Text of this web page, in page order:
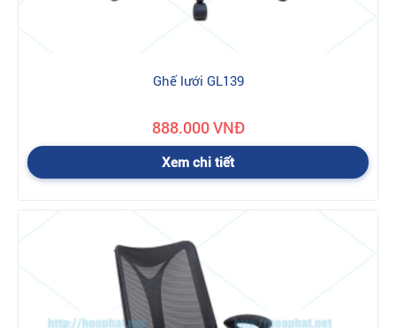
sách hỗ trợ giá đối với những đơn hàng
lớn, liên hệ NVKD để biết chi tiết,
Hotlines:
024.3550 5888
Ghế lưới GL139
888.000 VNĐ
Xem chi tiết